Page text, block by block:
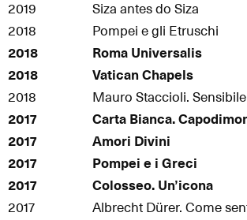
2019
Siza antes do Siza
2018
Pompei e gli Etruschi
2018
Roma Universalis
2018
Vatican Chapels
2018 Mauro Staccioli.
2017
Carta Bianca.
2017
Amori Divini
2017
Pompei e i Greci
2017
Colosseo. Un’icona
2017